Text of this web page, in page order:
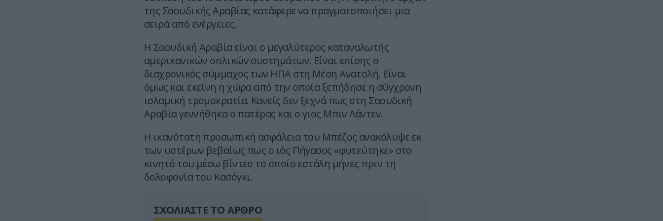
της Σαουδικής Αραβίας κατάφερε να πραγματοποιήσει μια
σειρά από ενέργειες.
Η Σαουδική Αραβία είναι ο μεγαλύτερος καταναλωτής
αμερικανικών οπλικών συστημάτων. Είναι επίσης ο
διαχρονικός σύμμαχος των ΗΠΑ στη Μέση Ανατολή. Είναι
όμως και εκείνη η χώρα από την οποία ξεπήδησε η σύγχρονη
ισλαμική τρομοκρατία. Κανείς δεν ξεχνά πως στη Σαουδική
Αραβία γεννήθηκα ο πατέρας και ο γιος Μπιν Λάντεν.
Η ικανότατη προσωπική ασφάλεια του Μπέζος ανακάλυψε εκ
των υστέρων βεβαίως πως ο ιός Πήγασος «φυτεύτηκε» στο
κινητό του μέσω βίντεο το οποίο εστάλη μήνες πριν τη
δολοφονία του Κασόγκι.
ΣΧΟΛΙΑΣΤΕ ΤΟ ΑΡΘΡΟ